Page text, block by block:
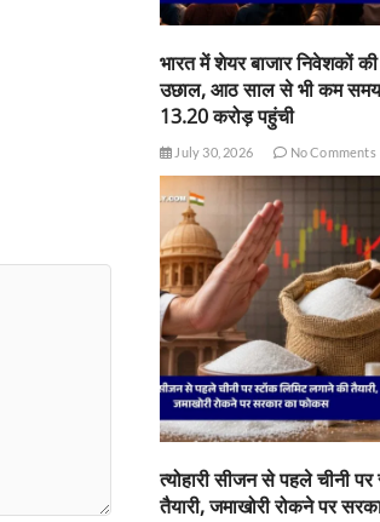
भारत में शेयर बाजार निवेशकों
उछाल, आठ साल से भी कम
13.20 करोड़ पहुंची
July 30, 2026 No Comments
त्योहारी सीजन से पहले चीनी
तैयारी, जमाखोरी रोकने पर